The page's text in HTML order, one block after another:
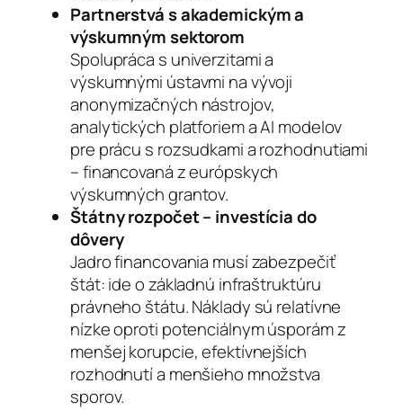
Partnerstvá s akademickým a
výskumným sektorom
Spolupráca s univerzitami a
výskumnými ústavmi na vývoji
anonymizačných nástrojov,
analytických platforiem a AI modelov
pre prácu s rozsudkami a rozhodnutiami
– financovaná z európskych
výskumných grantov.
Štátny rozpočet – investícia do
dôvery
Jadro financovania musí zabezpečiť
štát: ide o základnú infraštruktúru
právneho štátu. Náklady sú relatívne
nízke oproti potenciálnym úsporám z
menšej korupcie, efektívnejších
rozhodnutí a menšieho množstva
sporov.